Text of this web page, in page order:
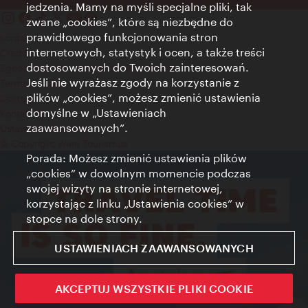
Kontakt
Credits
Zgoda na przetwarzanie danych osobowych
Terms of Use
Dostępność
Kontakt prasowy
Ustawienia cookies
jedzenia. Mamy na myśli specjalne pliki, tak
zwane „cookies”, które są niezbędne do
prawidłowego funkcjonowania stron
internetowych, statystyk i ocen, a także treści
dostosowanych do Twoich zainteresowań.
Jeśli nie wyrażasz zgody na korzystanie z
plików „cookies”, możesz zmienić ustawienia
domyślne w „Ustawieniach
zaawansowanych”.
Porada: Możesz zmienić ustawienia plików
„cookies” w dowolnym momencie podczas
swojej wizyty na stronie internetowej,
korzystając z linku „Ustawienia cookies” w
stopce na dole strony.
USTAWIENIACH ZAAWANSOWANYCH
AKCEPTUJ WSZYSTKIE PLIKI COOKIE